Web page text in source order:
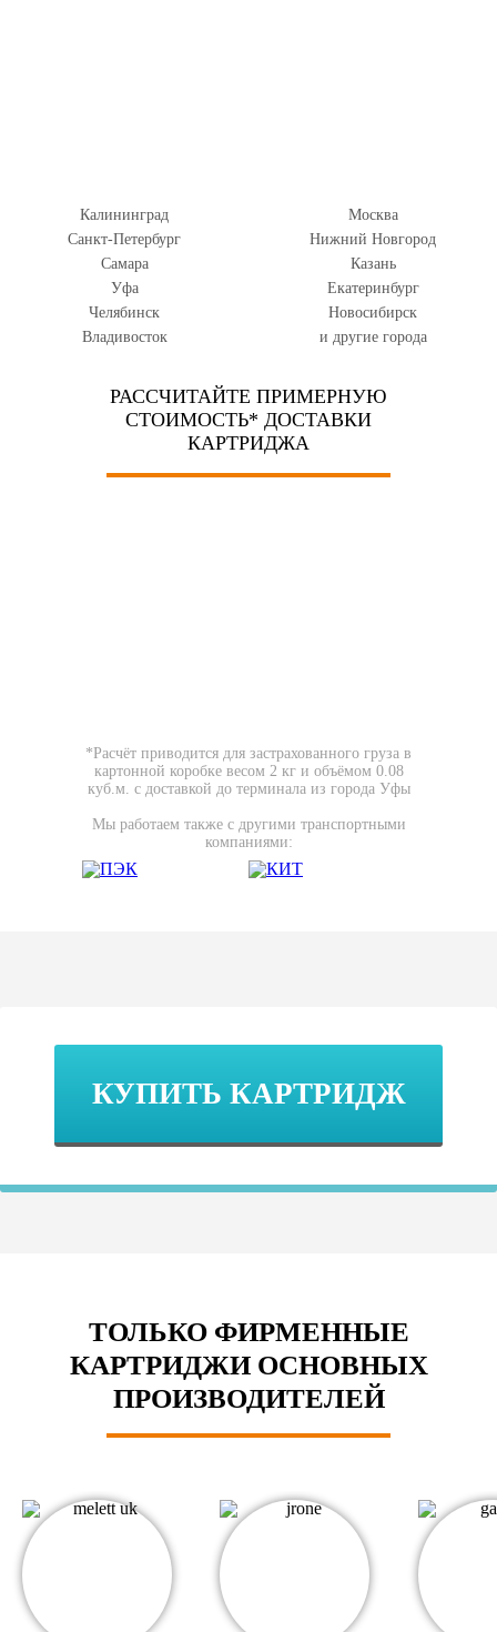
Калининград
Москва
Санкт-Петербург
Нижний Новгород
Самара
Казань
Уфа
Екатеринбург
Челябинск
Новосибирск
Владивосток
и другие города
РАССЧИТАЙТЕ ПРИМЕРНУЮ
СТОИМОСТЬ* ДОСТАВКИ
КАРТРИДЖА
*Расчёт приводится для застрахованного груза в
картонной коробке весом 2 кг и объёмом 0.08
куб.м. с доставкой до терминала из города Уфы
Мы работаем также с другими транспортными
компаниями:
КУПИТЬ КАРТРИДЖ
ТОЛЬКО ФИРМЕННЫЕ
КАРТРИДЖИ ОСНОВНЫХ
ПРОИЗВОДИТЕЛЕЙ